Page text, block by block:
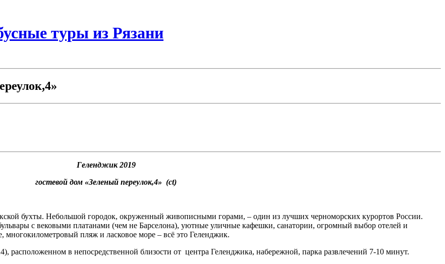
туры из Рязани
Геленджик 2019
гостевой дом «Зеленый переулок,4» (ct)
бухты. Небольшой городок, окруженный живописными горами, – один из лучших черноморских курортов России.
с вековыми платанами (чем не Барселона), уютные уличные кафешки, санатории, огромный выбор отелей и
многокилометровый пляж и ласковое море – всё это Геленджик.
расположенном в непосредственной близости от центра Геленджика, набережной, парка развлечений 7-10 минут.